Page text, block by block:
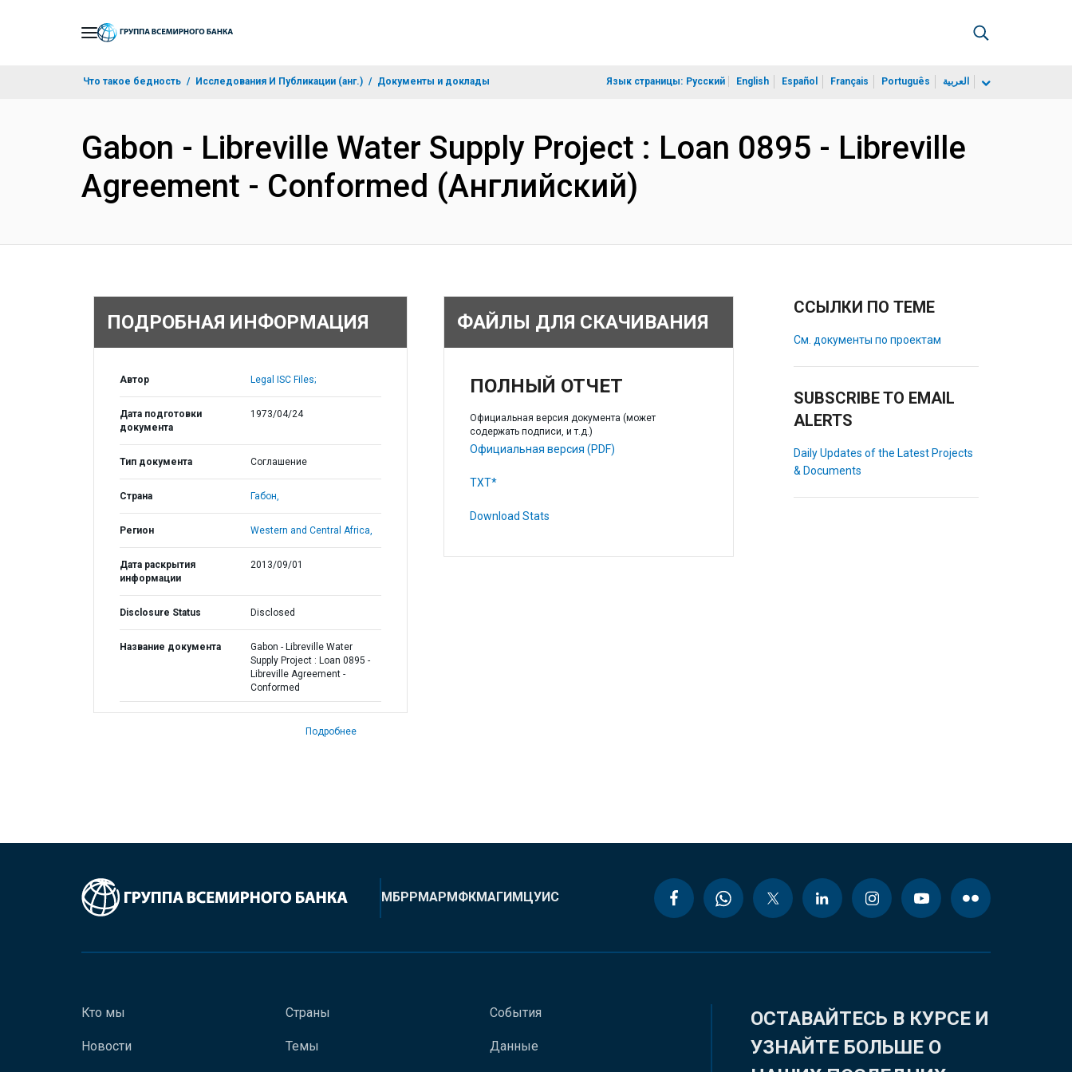
Что такое бедность Исследования И Публикации (анг.) Документы и доклады Язык страницы: Русский English Español Français Português العربية
Gabon - Libreville Water Supply Project : Loan 0895 - Libreville
Agreement - Conformed (Английский)
ПОДРОБНАЯ ИНФОРМАЦИЯ
Автор Legal ISC Files;
Дата подготовки
документа
1973/04/24
Тип документа Соглашение
Страна Габон,
Регион Western and Central Africa,
Дата раскрытия
информации
2013/09/01
Disclosure Status Disclosed
Название документа
Gabon - Libreville Water
Supply Project : Loan 0895 -
Libreville Agreement -
Conformed
Подробнее
ФАЙЛЫ ДЛЯ СКАЧИВАНИЯ
ПОЛНЫЙ ОТЧЕТ
Официальная версия документа (может
содержать подписи, и т.д.)
Официальная версия (PDF)
TXT*
Download Stats
ССЫЛКИ ПО ТЕМЕ
См. документы по проектам
SUBSCRIBE TO EMAIL
ALERTS
Daily Updates of the Latest Projects
& Documents
МБРРМАРМФКМАГИМЦУИС
Кто мы
Новости
Страны
Темы
События
Данные
ОСТАВАЙТЕСЬ В КУРСЕ И
УЗНАЙТЕ БОЛЬШЕ О